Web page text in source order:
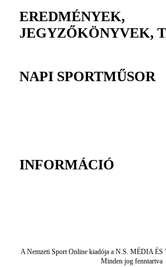
EREDMÉNYEK,
JEGYZŐKÖNYVEK,
NAPI SPORTMŰSOR
INFORMÁCIÓ
A Nemzeti Sport Online kiadója a N.S. MÉDIA
Minden jog fenntartva